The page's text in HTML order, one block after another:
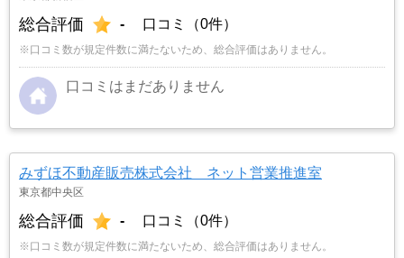
総合評価 - 口コミ（0件）
※口コミ数が規定件数に満たないため、総合評価はありません。
口コミはまだありません
みずほ不動産販売株式会社 ネット営業推進室
東京都中央区
総合評価 - 口コミ（0件）
※口コミ数が規定件数に満たないため、総合評価はありません。